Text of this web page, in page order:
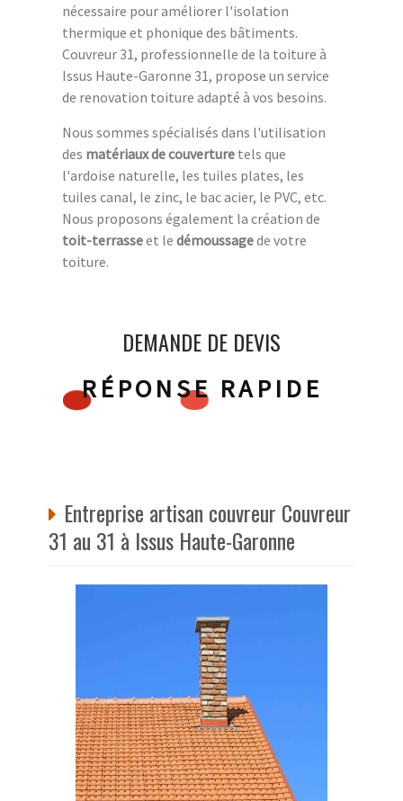
nécessaire pour améliorer l'isolation
thermique et phonique des bâtiments.
Couvreur 31, professionnelle de la toiture à
Issus Haute-Garonne 31, propose un service
de renovation toiture adapté à vos besoins.
Nous sommes spécialisés dans l'utilisation
des matériaux de couverture tels que
l'ardoise naturelle, les tuiles plates, les
tuiles canal, le zinc, le bac acier, le PVC, etc.
Nous proposons également la création de
toit-terrasseet le démoussagede votre
toiture.
DEMANDE DE DEVIS
RÉPONSE RAPIDE
Entreprise artisan couvreur Couvreur
31 au 31 à Issus Haute-Garonne